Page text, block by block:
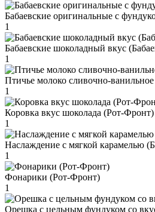
Бабаевские оригинальные с
1
Бабаевские шоколадный вкус
1
Птичье молоко сливочно-
1
Коровка вкус шоколада (Рот-Фронт)
1
Наслаждение с мягкой карамелью
1
Фонарики (Рот-Фронт)
1
Орешка с цельным фундуком со